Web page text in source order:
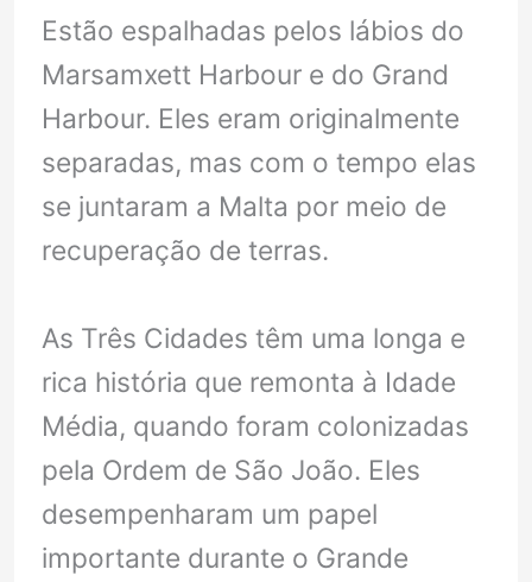
Estão espalhadas pelos lábios do
Marsamxett Harbour e do Grand
Harbour. Eles eram originalmente
separadas, mas com o tempo elas
se juntaram a Malta por meio de
recuperação de terras.
As Três Cidades têm uma longa e
rica história que remonta à Idade
Média, quando foram colonizadas
pela Ordem de São João. Eles
desempenharam um papel
importante durante o Grande